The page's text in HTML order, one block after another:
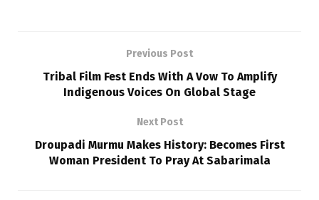
Previous Post
Tribal Film Fest Ends With A Vow To Amplify
Indigenous Voices On Global Stage
Next Post
Droupadi Murmu Makes History: Becomes First
Woman President To Pray At Sabarimala